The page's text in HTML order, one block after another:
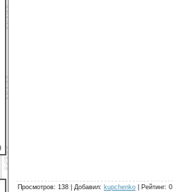
Просмотров: 138 Добавил: kupchenko Рейтинг: